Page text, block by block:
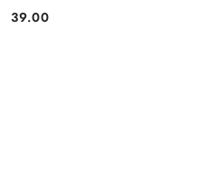
Cena:
39.00